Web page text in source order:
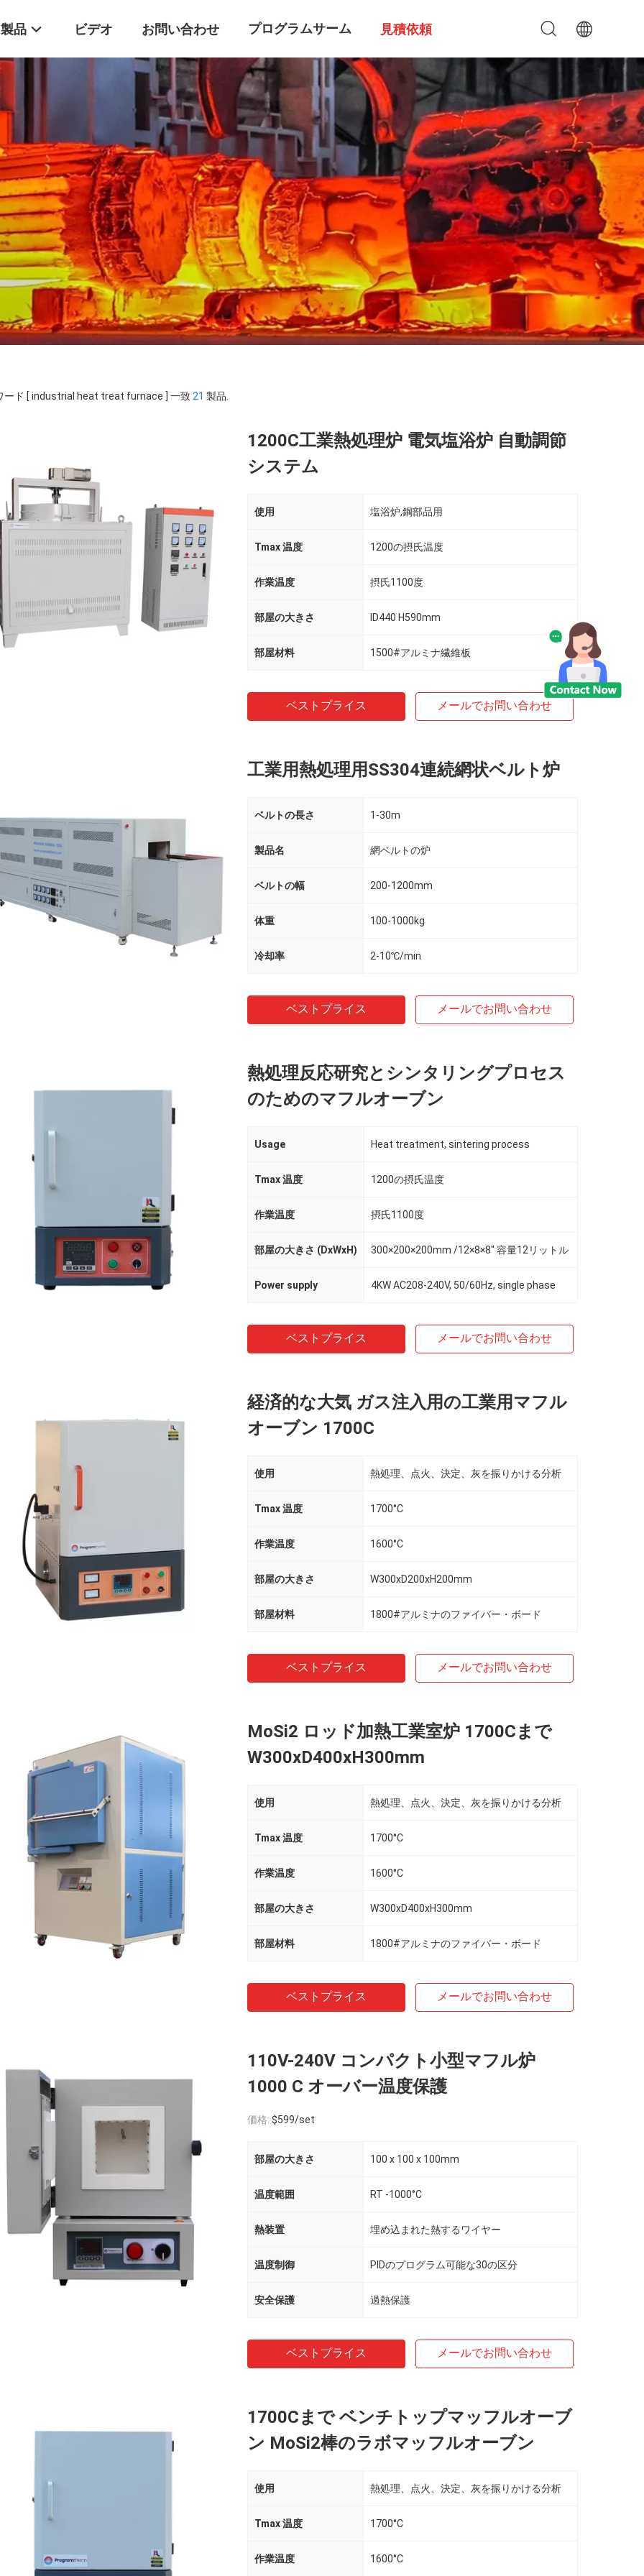
製品 ビデオ お問い合わせ プログラムサーム 見積依頼
ード [ industrial heat treat furnace ] 一致 21 製品.
1200C工業熱処理炉 電気塩浴炉 自動調節
システム
使用 塩浴炉,鋼部品用
Tmax 温度 1200の摂氏温度
作業温度 摂氏1100度
部屋の大きさ ID440 H590mm
部屋材料 1500#アルミナ繊維板
ベストプライス メールでお問い合わせ
工業用熱処理用SS304連続網状ベルト炉
ベルトの長さ 1-30m
製品名 網ベルトの炉
ベルトの幅 200-1200mm
体重 100-1000kg
冷却率 2-10℃/min
ベストプライス メールでお問い合わせ
熱処理反応研究とシンタリングプロセス
のためのマフルオーブン
Usage Heat treatment, sintering process
Tmax 温度 1200の摂氏温度
作業温度 摂氏1100度
部屋の大きさ (DxWxH) 300×200×200mm /12×8×8′′ 容量12リットル
Power supply 4KW AC208-240V, 50/60Hz, single phase
ベストプライス メールでお問い合わせ
経済的な大気 ガス注入用の工業用マフル
オーブン 1700C
使用 熱処理、点火、決定、灰を振りかける分析
Tmax 温度 1700°C
作業温度 1600°C
部屋の大きさ W300xD200xH200mm
部屋材料 1800#アルミナのファイバー・ボード
ベストプライス メールでお問い合わせ
MoSi2 ロッド加熱工業室炉 1700Cまで
W300xD400xH300mm
使用 熱処理、点火、決定、灰を振りかける分析
Tmax 温度 1700°C
作業温度 1600°C
部屋の大きさ W300xD400xH300mm
部屋材料 1800#アルミナのファイバー・ボード
ベストプライス メールでお問い合わせ
110V-240V コンパクト小型マフル炉
1000 C オーバー温度保護
価格: $599/set
部屋の大きさ 100 x 100 x 100mm
温度範囲 RT -1000°C
熱装置 埋め込まれた熱するワイヤー
温度制御 PIDのプログラム可能な30の区分
安全保護 過熱保護
ベストプライス メールでお問い合わせ
1700Cまで ベンチトップマッフルオーブ
ン MoSi2棒のラボマッフルオーブン
使用 熱処理、点火、決定、灰を振りかける分析
Tmax 温度 1700°C
作業温度 1600°C